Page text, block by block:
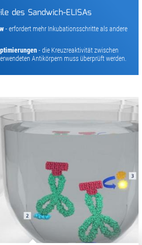
des Sandwich-ELISAs
- erfordert mehr Inkubationsschritte als andere
- die Kreuzreaktivität zwischen
Antikörpern muss überprüft werden.